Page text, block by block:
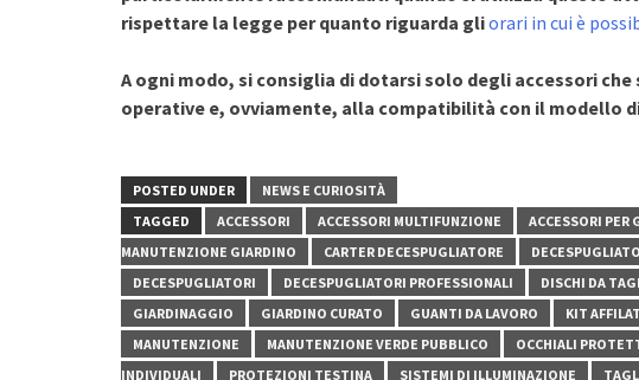
rispettare la legge per quanto riguarda gliorari in cui è
A ogni modo, si consiglia di dotarsi solo degli accessori
operative e, ovviamente, alla compatibilità con il modello
POSTED UNDER
NEWS E CURIOSITÀ
TAGGED
ACCESSORI ACCESSORI MULTIFUNZIONE ACCESSORI PER
MANUTENZIONE GIARDINO
CARTER DECESPUGLIATORE
DECESPUGLIATORI
DECESPUGLIATORI PROFESSIONALI DISCHI DA
GIARDINAGGIO
GIARDINO CURATO GUANTI DA LAVORO KIT
MANUTENZIONE
MANUTENZIONE VERDE PUBBLICO OCCHIALI
INDIVIDUALI
PROTEZIONI TESTINA SISTEMI DI ILLUMINAZIONE